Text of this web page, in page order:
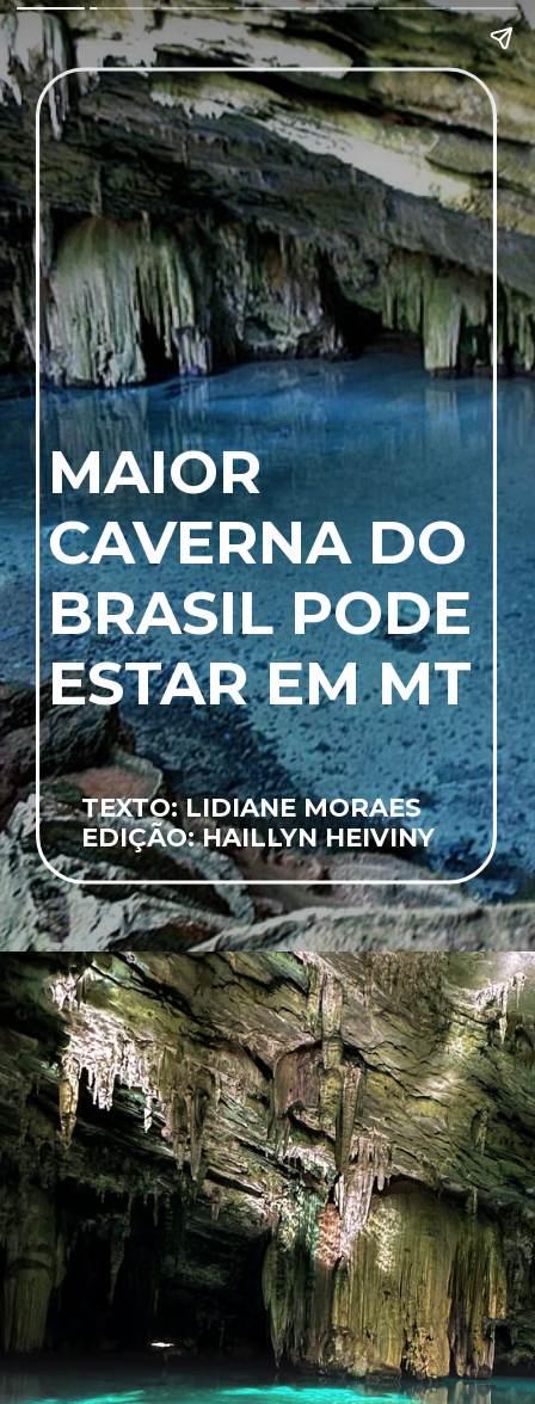
TEXTO: LIDIANE MORAES
EDIÇÃO: HAILLYN HEIVINY
MAIOR
CAVERNA DO
BRASIL PODE
ESTAR EM MT